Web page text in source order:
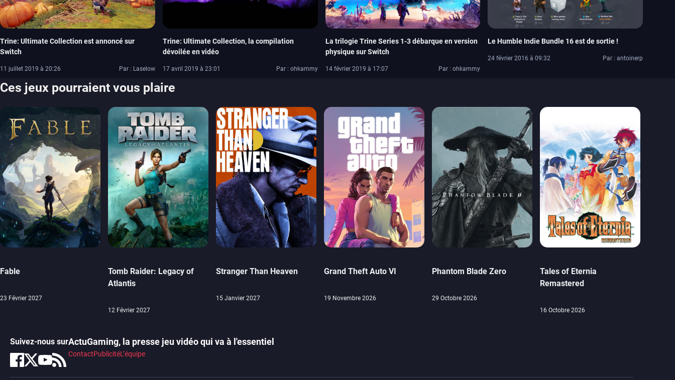
Trine: Ultimate Collection est annoncé sur
Switch
11 juillet 2019 à 20:26 Par : Laselow
Trine: Ultimate Collection, la compilation
dévoilée en vidéo
17 avril 2019 à 23:01 Par : ohkammy
La trilogie Trine Series 1-3 débarque en version
physique sur Switch
14 février 2019 à 17:07 Par : ohkammy
Le Humble Indie Bundle 16 est de sortie !
24 février 2016 à 09:32 Par : antoinerp
Ces jeux pourraient vous plaire
Fable
23 Février 2027
Tomb Raider: Legacy of
Atlantis
12 Février 2027
Stranger Than Heaven
15 Janvier 2027
Grand Theft Auto VI
19 Novembre 2026
Phantom Blade Zero
29 Octobre 2026
Tales of Eternia
Remastered
16 Octobre 2026
Suivez-nous surActuGaming, la presse jeu vidéo qui va à l'essentiel
ContactPublicitéL’équipe